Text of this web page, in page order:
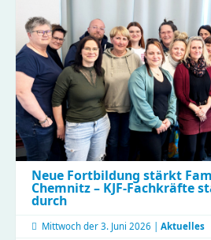
Alltag
hautnah
beim
in
Wittgensdorf
Neue Fortbildung stärkt
Chemnitz – KJF-Fachkräfte
durch
Mittwoch der 3. Juni 2026 | Aktuelles